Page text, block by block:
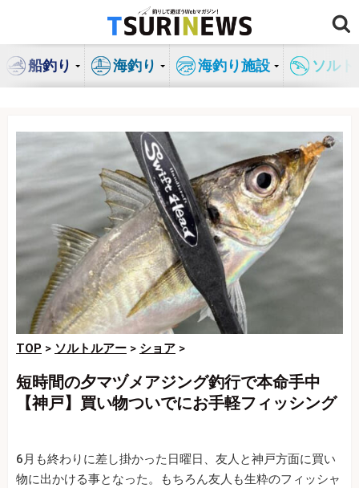
ン
船釣り 海釣り 海釣り施設 ソル
TOP > ソルトルアー > ショア >
短時間の夕マヅメアジング釣行で本命手中
【神戸】買い物ついでにお手軽フィッシング
6月も終わりに差し掛かった日曜日、友人と神戸方面に買い
物に出かける事となった。もちろん友人も生粋のフィッシャ